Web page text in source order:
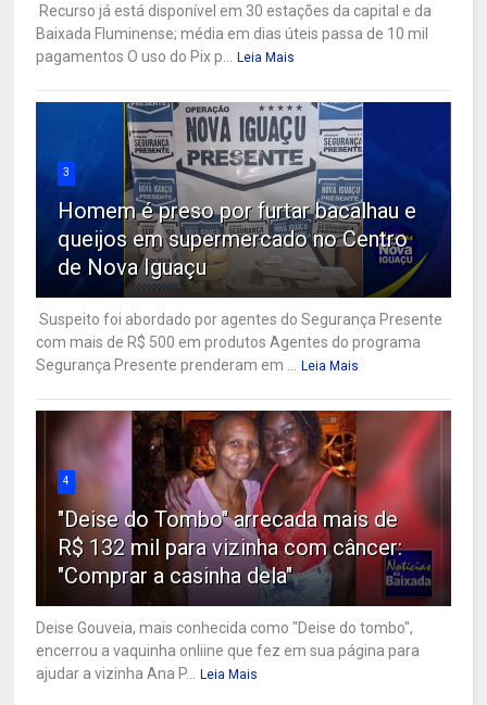
Recurso já está disponível em 30 estações da capital e da
Baixada Fluminense; média em dias úteis passa de 10 mil
pagamentos O uso do Pix p...
Leia Mais
3
Homem é preso por furtar bacalhau e
queijos em supermercado no Centro
de Nova Iguaçu
Suspeito foi abordado por agentes do Segurança Presente
com mais de R$ 500 em produtos Agentes do programa
Segurança Presente prenderam em ...
Leia Mais
4
"Deise do Tombo" arrecada mais de
R$ 132 mil para vizinha com câncer:
"Comprar a casinha dela"
Deise Gouveia, mais conhecida como "Deise do tombo",
encerrou a vaquinha onliine que fez em sua página para
ajudar a vizinha Ana P...
Leia Mais